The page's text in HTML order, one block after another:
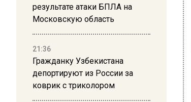
результате атаки БПЛА на
Московскую область
21:36
Гражданку Узбекистана
депортируют из России за
коврик с триколором